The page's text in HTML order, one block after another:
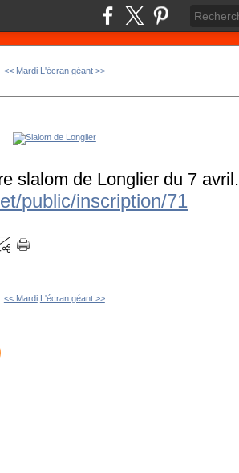
<< Mardi L'écran géant >>
slalom de Longlier du 7 avril.
public/inscription/71
<< Mardi L'écran géant >>